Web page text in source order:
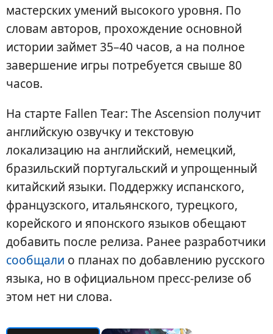
мастерских умений высокого уровня. По
словам авторов, прохождение основной
истории займет 35–40 часов, а на полное
завершение игры потребуется свыше 80
часов.
На старте Fallen Tear: The Ascension получит
английскую озвучку и текстовую
локализацию на английский, немецкий,
бразильский португальский и упрощенный
китайский языки. Поддержку испанского,
французского, итальянского, турецкого,
корейского и японского языков обещают
добавить после релиза. Ранее разработчики
сообщали о планах по добавлению русского
языка, но в официальном пресс-релизе об
этом нет ни слова.